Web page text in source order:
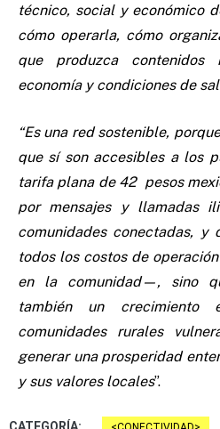
técnico, social y económico
cómo operarla, cómo
que produzca contenidos
economía y condiciones de
“Es una red sostenible,
que sí son accesibles a los
tarifa plana de 42 pesos
por mensajes y llamadas
comunidades conectadas, y
todos los costos de
en la comunidad—, sino
también un crecimiento
comunidades rurales
generar una prosperidad
y sus valores locales”.